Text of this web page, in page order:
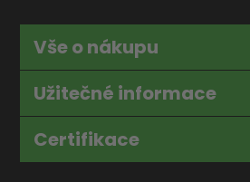
Vše o nákupu
Užitečné informace
Certifikace